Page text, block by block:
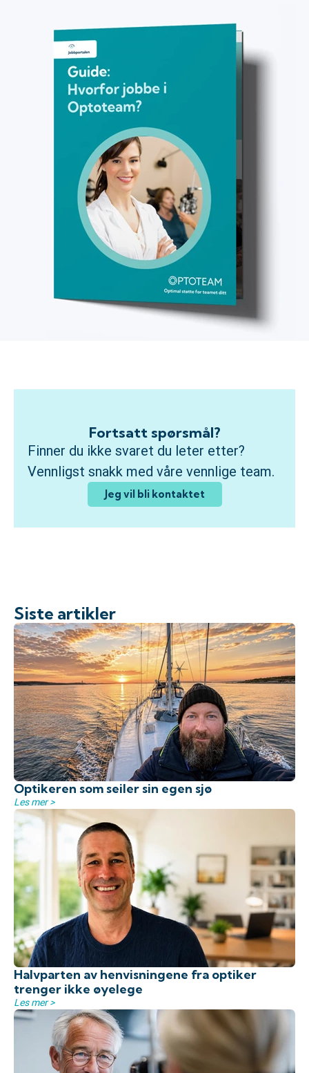
Fortsatt spørsmål?
Finner du ikke svaret du leter etter?
Vennligst snakk med våre vennlige team.
Jeg vil bli kontaktet
Siste artikler
Optikeren som seiler sin egen sjø
Les mer >
Halvparten av henvisningene fra optiker
trenger ikke øyelege
Les mer >